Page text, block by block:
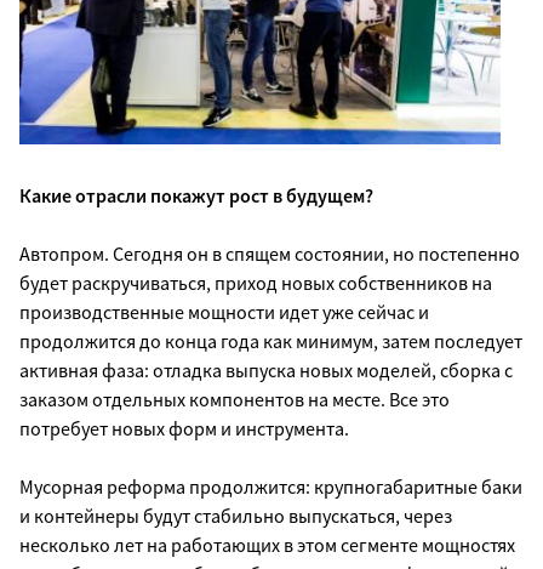
Какие отрасли покажут рост в будущем?
Автопром. Сегодня он в спящем состоянии, но постепенно
будет раскручиваться, приход новых собственников на
производственные мощности идет уже сейчас и
продолжится до конца года как минимум, затем последует
активная фаза: отладка выпуска новых моделей, сборка с
заказом отдельных компонентов на месте. Все это
потребует новых форм и инструмента.
Мусорная реформа продолжится: крупногабаритные баки
и контейнеры будут стабильно выпускаться, через
несколько лет на работающих в этом сегменте мощностях